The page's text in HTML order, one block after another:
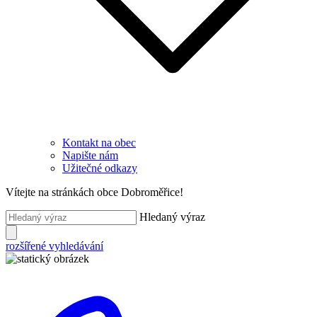
Kontakt na obec
Napište nám
Užitečné odkazy
Vítejte na stránkách obce Dobroměřice!
Hledaný výraz
rozšířené vyhledávání